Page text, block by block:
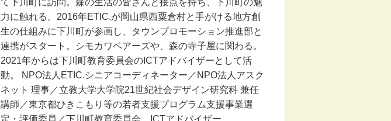
て下川町に訪問。森の生活の皆さんと接点を持ち、下川町の魅
力に触れる。2016年ETIC.が岡山県西粟倉村と手がける地方創
生の仕組みに下川町が参画し、タウンプロモーション推進部と
連携がスタート。シモカワベアーズや、森の寺子屋に関わる。
2021年からは下川町教育委員会のICTアドバイザーとして活
動。 NPO法人ETIC.シニアコーディネーター／NPO法人アスク
ネット 理事／立教大学大学院21世紀社会デザイン研究科 兼任
講師／東京都ひきこもり等の若者支援プログラム支援事業選